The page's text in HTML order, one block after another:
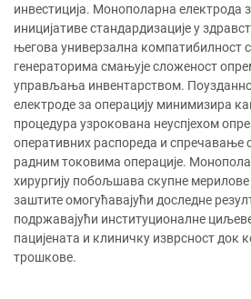
инвестиција. Монополарна електрода
иницијативе стандардизације у
његова универзална компатибилност
генераторима смањује сложеност
управљања инвентарством.
електроде за операцију минимизира
процедура узрокована неуспјехом
оперативних распореда и спречавање
радним токовима операције.
хирургију побољшава скупне
заштите омогућавајући доследне
подржавајући институционалне
пацијената и клиничку изврсност док
трошкове.